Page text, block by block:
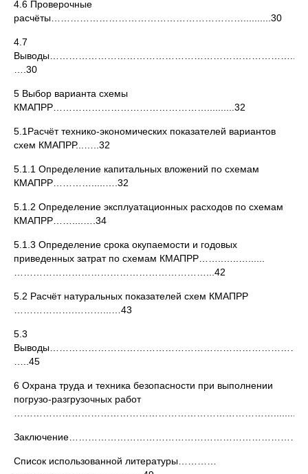
4.6 Проверочные
расчёты……………………………………………………..........30
4.7
….30
5 Выбор вариантa схемы
КМАПРР…………………………………………..........32
5.1Расчёт технико-экономических показателей вариантов
схем КМАПРР...…..32
5.1.1 Определение капитальных вложений по схемам
КМАПРР………….....….32
5.1.2 Определение эксплуатационных расходов по схемам
КМАПРР……....….34
5.1.3 Определение срока окупаемости и годовых
приведенных затрат по схемам КМАПРР……..…..…......
……………………………………………………...42
5.2 Расчёт натуральных показателей схем КМАПРР
……………….………...…43
5.3
Выводы……………………………………………………………………...
…..45
6 Охрана труда и техника безопасности при выполнении
погрузо-разгрузочных работ
Список использованной литературы…………